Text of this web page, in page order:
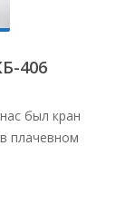
406
был кран
плачевном